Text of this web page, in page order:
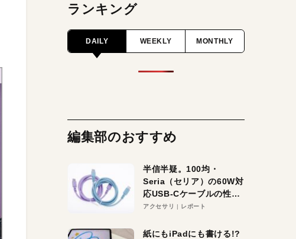
ランキング
DAILY WEEKLY MONTHLY
編集部のおすすめ
半信半疑。100均・
Seria（セリア）の60W対
応USB-Cケーブルの性能
を検証。超コスパの1本を
アクセサリ レポート
紙にもiPadにも書ける!?